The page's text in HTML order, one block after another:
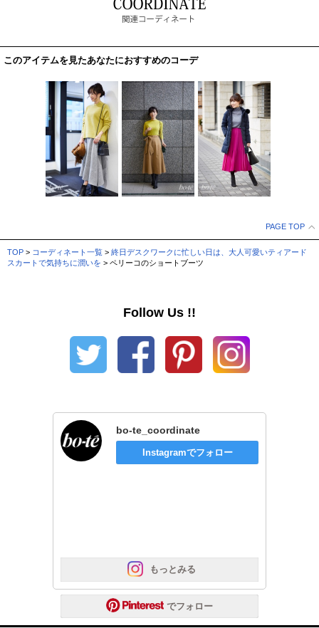
このアイテムを見たあなたにおすすめのコーデ
PAGE TOP
TOP > コーディネート一覧 > 終日デスクワークに忙しい日は、大人可愛いティアード
スカートで気持ちに潤いを > ペリーコのショートブーツ
Follow Us !!
でフォロー
bo-te_coordinate
Instagramでフォロー
もっとみる